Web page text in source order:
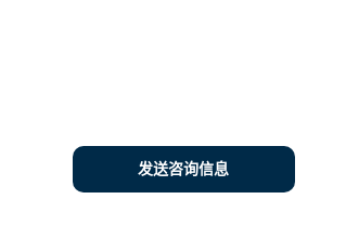
发送咨询信息